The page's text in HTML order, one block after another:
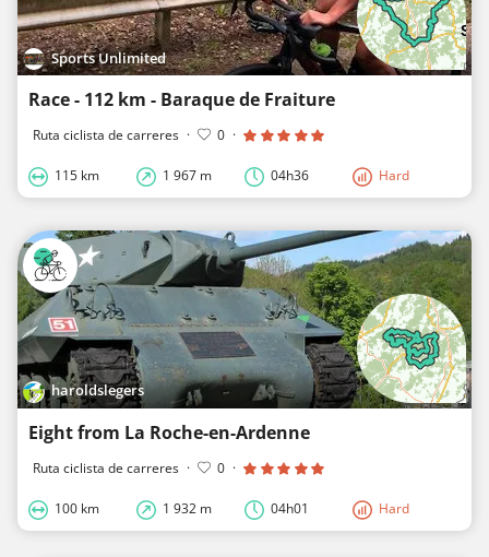
Sports Unlimited
Race - 112 km - Baraque de Fraiture
Ruta ciclista de carreres · 0 ·
115 km 1 967 m 04h36 Hard
haroldslegers
Eight from La Roche-en-Ardenne
Ruta ciclista de carreres · 0 ·
100 km 1 932 m 04h01 Hard